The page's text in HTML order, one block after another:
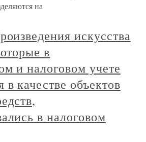
на
искусства
в
и налоговом учете
качестве объектов
в налоговом